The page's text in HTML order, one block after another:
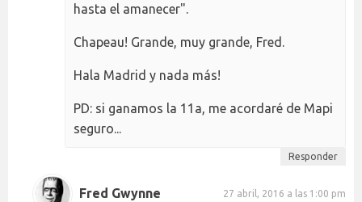
hasta el amanecer".
Chapeau! Grande, muy grande, Fred.
Hala Madrid y nada más!
PD: si ganamos la 11a, me acordaré de Mapi
seguro...
Responder
Fred Gwynne 27 abril, 2016 a las 1:00 pm